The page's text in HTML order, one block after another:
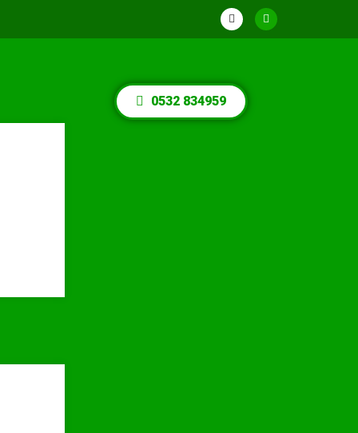
0532 834959